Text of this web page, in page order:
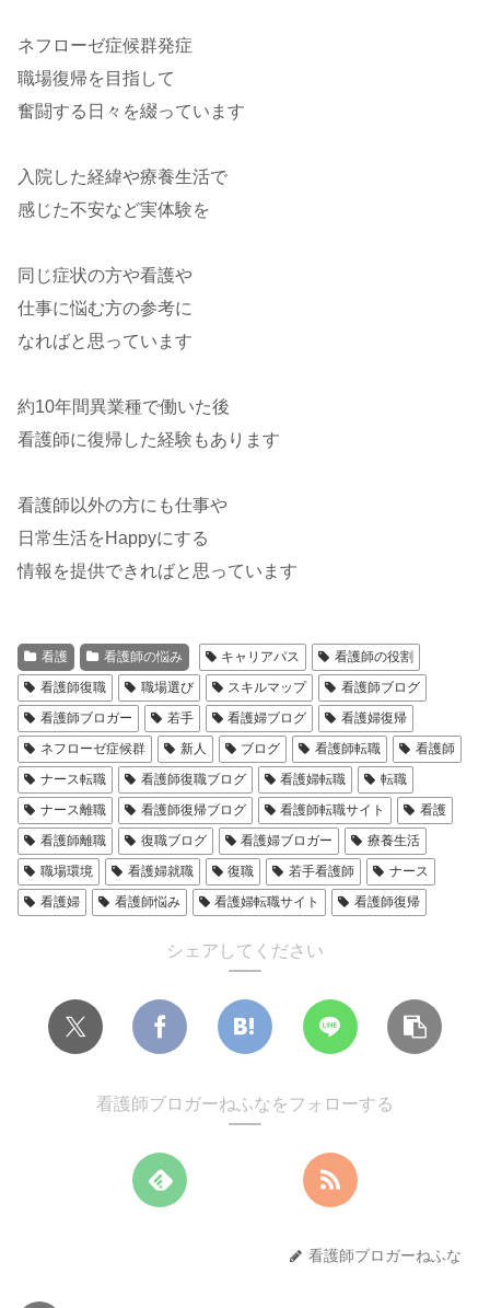
ネフローゼ症候群発症
職場復帰を目指して
奮闘する日々を綴っています
入院した経緯や療養生活で
感じた不安など実体験を
同じ症状の方や看護や
仕事に悩む方の参考に
なればと思っています
約10年間異業種で働いた後
看護師に復帰した経験もあります
看護師以外の方にも仕事や
日常生活をHappyにする
情報を提供できればと思っています
看護 看護師の悩み キャリアパス
看護師の役割
看護師復職
職場選び スキルマップ
看護師ブログ
看護師ブロガー
若手 看護婦ブログ
看護婦復帰
ネフローゼ症候群
新人 ブログ 看護師転職
看護師
ナース転職
看護師復職ブログ 看護婦転職
転職
ナース離職
看護師復帰ブログ 看護師転職サイト
看護
看護師離職
復職ブログ 看護婦ブロガー
療養生活
職場環境
看護婦就職 復職 若手看護師
ナース
看護婦
看護師悩み 看護婦転職サイト 看護師復帰
シェアしてください
看護師ブロガーねふなをフォローする
看護師ブロガーねふな